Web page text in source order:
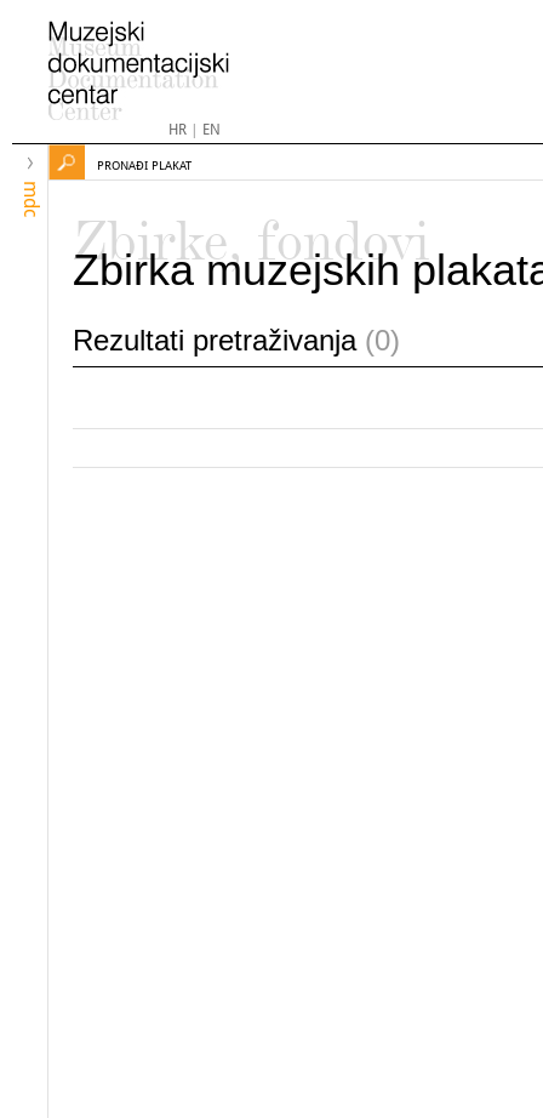
HR| EN
mdc
PRONAĐI PLAKAT
Zbirke, fondovi
Zbirka muzejskih
Rezultati pretraživanja (0)